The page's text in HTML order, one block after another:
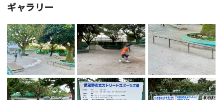
ギャラリー